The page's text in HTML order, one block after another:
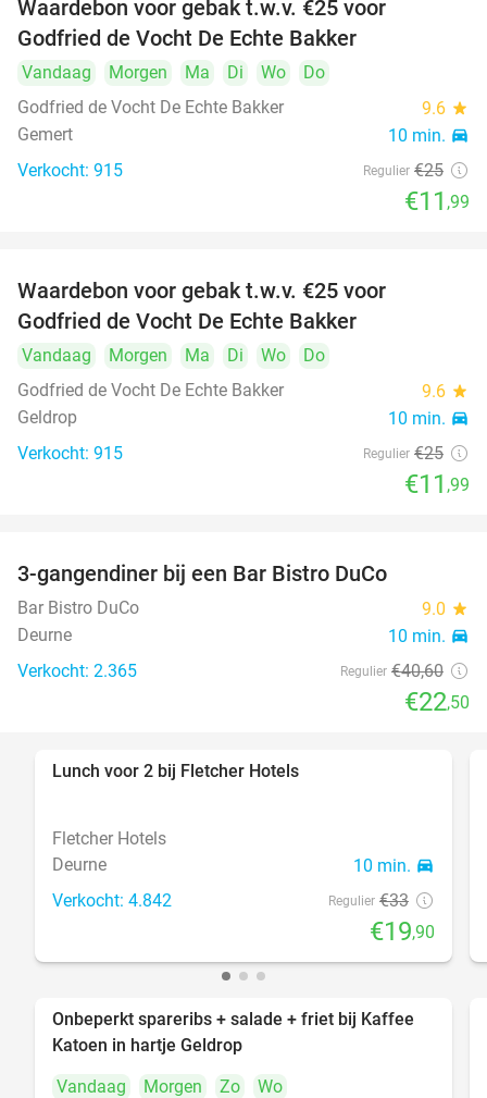
Waardebon voor gebak t.w.v. €25 voor
Godfried de Vocht De Echte Bakker
Vandaag Morgen Ma Di Wo
Do
Godfried de Vocht De Echte Bakker
9.6 star
Gemert 10 min. directions_car
Verkocht: 915 Regulier €25
€11 ,99
Waardebon voor gebak t.w.v. €25 voor
Godfried de Vocht De Echte Bakker
Vandaag Morgen Ma Di Wo
Do
Godfried de Vocht De Echte Bakker
9.6 star
Geldrop 10 min. directions_car
Verkocht: 915 Regulier €25
€11 ,99
3-gangendiner bij een Bar Bistro DuCo
Bar Bistro DuCo 9.0 star
Deurne 10 min. directions_car
Verkocht: 2.365 Regulier €40,60
€22,50
Lunch voor 2 bij Fletcher Hotels
Fletcher Hotels
Deurne
10 min. directions_car
Verkocht: 4.842 Regulier €33
€19,90
27%
Onbeperkt spareribs + salade + friet bij Kaffee
Katoen in hartje Geldrop
Vandaag
Morgen Zo
Wo